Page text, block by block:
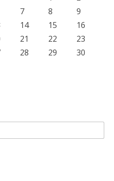
7 8
9
14 15
16
21 22
23
28 29
30